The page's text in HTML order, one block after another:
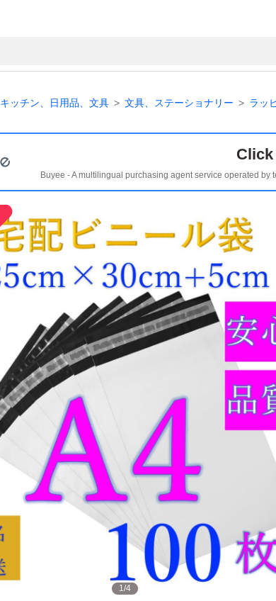
キッチン、日用品、文具 文具、ステーショナリー ラッ
Buyee - A multilingual purchasing agent service operated
1/4